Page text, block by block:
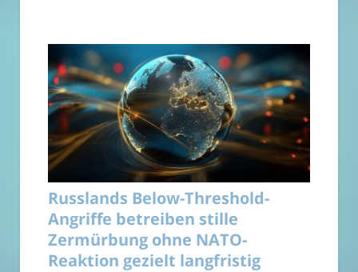
Russlands Below-Threshold-
Angriffe betreiben stille
Zermürbung ohne NATO-
Reaktion gezielt langfristig